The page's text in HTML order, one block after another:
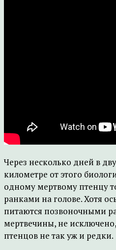
Через несколько дней в
километре от этого
одному мертвому птенцу
ранками на голове. Хотя
питаются позвоночными
мертвечины, не
птенцов не так уж и редки.